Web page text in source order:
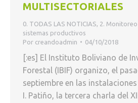
MULTISECTORIALES
0. TODAS LAS NOTICIAS, 2.
sistemas productivos
Por creandoadmin 04/10/2018
[:es] El Instituto Boliviano de
Forestal (IBIF) organizo, el
septiembre en las
I. Patiño, la tercera charla del